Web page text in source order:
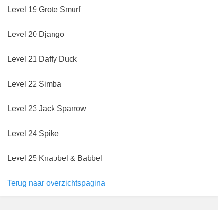
Level 19 Grote Smurf
Level 20 Django
Level 21 Daffy Duck
Level 22 Simba
Level 23 Jack Sparrow
Level 24 Spike
Level 25 Knabbel & Babbel
Terug naar overzichtspagina